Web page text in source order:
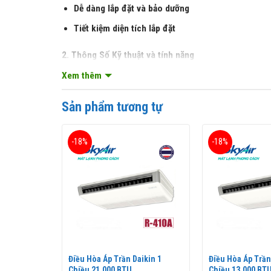
Dễ dàng lắp đặt và bảo dưỡng
Tiết kiệm diện tích lắp đặt
2. Thông Số Kỹ thuật và tính năng
Điều hòa áp trần 1 chiều 36.000BTU
Dòng
rất phù hợp với nhiều
Xem thêm
Sản phẩm tương tự
-18%
Điều Hòa Áp Trần Daikin 1
-18%
Điều Hòa Áp